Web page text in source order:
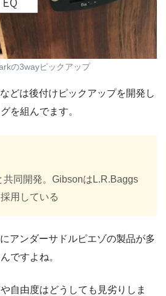
の3wayピックアップ
どは後付けピックアップを開発し
を組んでます。
共同開発。GibsonはL.R.Baggs
用している
アンダーサドルピエゾの製品が多
ですよね。
自由度はどうしても見劣りしま